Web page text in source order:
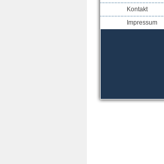
Kontakt
Impressum